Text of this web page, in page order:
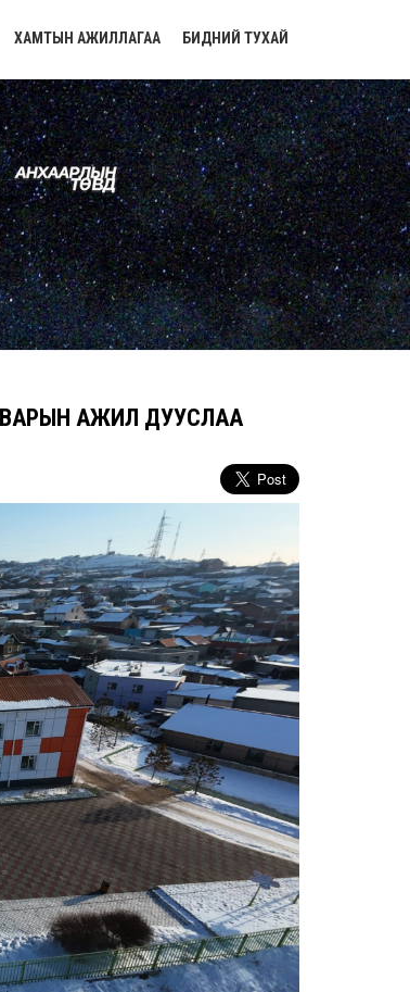
ХАМТЫН АЖИЛЛАГАА БИДНИЙ ТУХАЙ
АЖИЛ ДУУСЛАА